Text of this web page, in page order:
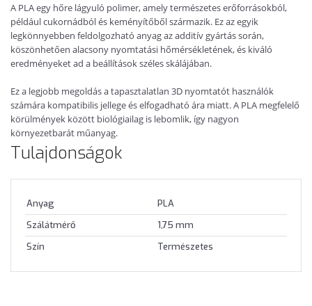
A PLA egy hőre lágyuló polimer, amely természetes erőforrásokból,
például cukornádból és keményítőből származik. Ez az egyik
legkönnyebben feldolgozható anyag az additív gyártás során,
köszönhetően alacsony nyomtatási hőmérsékletének, és kiváló
eredményeket ad a beállítások széles skálájában.
Ez a legjobb megoldás a tapasztalatlan 3D nyomtatót használók
számára kompatibilis jellege és elfogadható ára miatt. A PLA megfelelő
körülmények között biológiailag is lebomlik, így nagyon
környezetbarát műanyag.
Tulajdonságok
Anyag
PLA
Szálátmérő
1,75 mm
Szín
Természetes